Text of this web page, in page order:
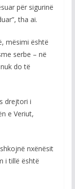
për sigurinë
tha ai.
mësimi është
serbe – në
do të
drejtori i
e Veriut,
nxënësit
i tillë është